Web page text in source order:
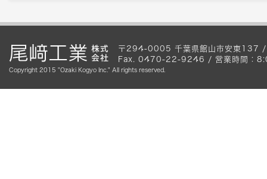
〒294-0005 千葉県館山市安東
Fax. 0470-22-9246 / 営業時間：
Copyright 2015 "Ozaki Kogyo Inc." All rights reserved.